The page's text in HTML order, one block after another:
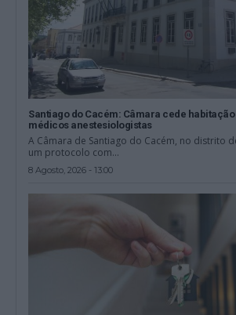
Santiago do Cacém: Câmara cede
médicos anestesiologistas
A Câmara de Santiago do Cacém, no distrito
um protocolo com...
8 Agosto, 2026 - 13:00